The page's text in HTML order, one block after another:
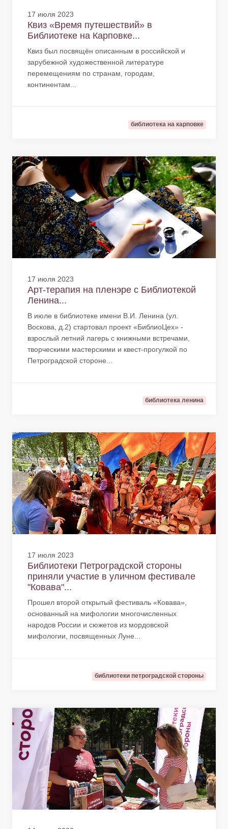
17 июля 2023
Квиз «Время путешествий» в
Библиотеке на Карповке...
Квиз был посвящён описанным в российской и
зарубежной художественной литературе
перемещениям по странам, городам,
континентам...
библиотека на карповке
17 июля 2023
Арт-терапия на пленэре с Библиотекой
Ленина...
В июле в библиотеке имени В.И. Ленина (ул.
Воскова, д.2) стартовал проект «БиблиоЦех» -
взрослый летний лагерь с книжными встречами,
творческими мастерскими и квест-прогулкой по
Петроградской стороне...
библиотека ленина
17 июля 2023
Библиотеки Петроградской стороны
приняли участие в уличном фестивале
"Ковава"...
Прошел второй открытый фестиваль «Ковава»,
основанный на мифологии многочисленных
народов России и сюжетов из мордовской
мифологии, посвященных Луне...
библиотеки петроградской стороны